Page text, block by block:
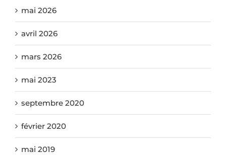
mai 2026
avril 2026
mars 2026
mai 2023
septembre 2020
février 2020
mai 2019